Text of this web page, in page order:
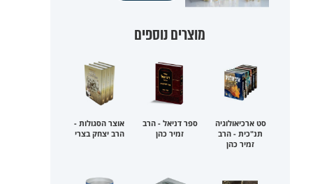
מוצרים נוספים
סט ארכיאולוגיה
תנ"כית - הרב
זמיר כהן
ספר דניאל - הרב
זמיר כהן
אוצר הסגולות -
הרב יצחק בצרי